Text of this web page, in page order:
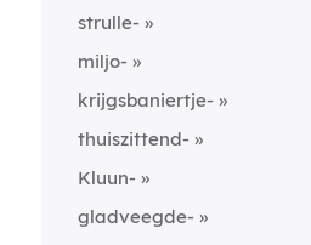
strulle-
miljo-
krijgsbaniertje-
thuiszittend-
Kluun-
gladveegde-